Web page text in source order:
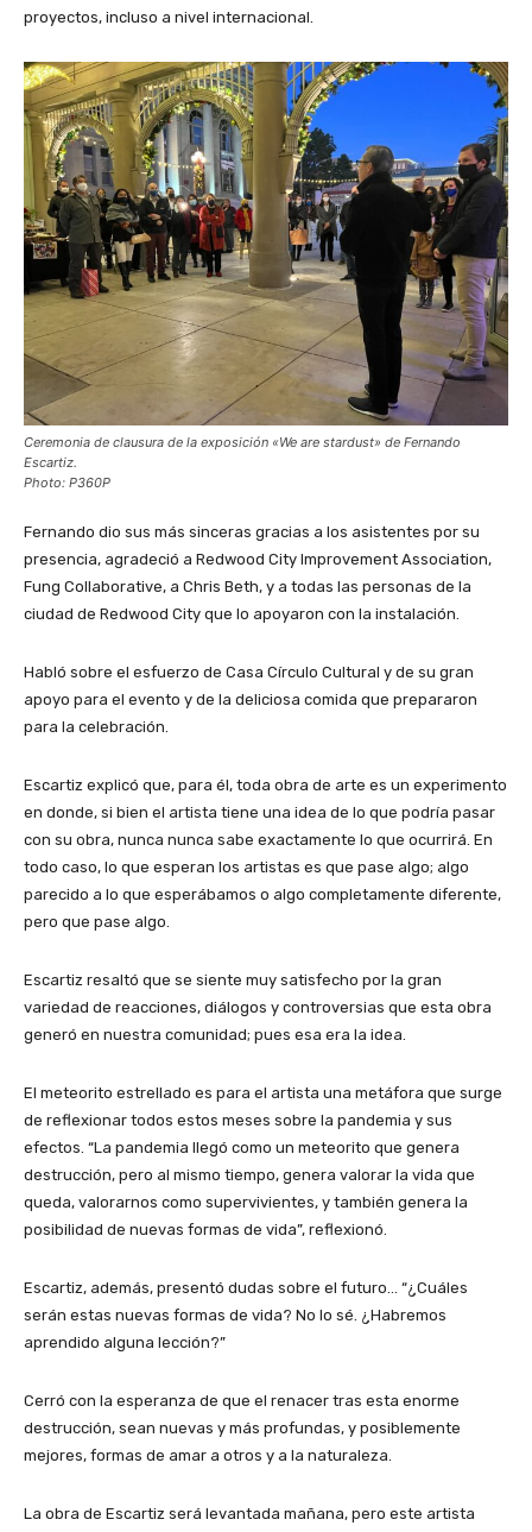
proyectos, incluso a nivel internacional.
Ceremonia de clausura de la exposición «We are stardust» de Fernando
Escartiz.
Photo: P360P
Fernando dio sus más sinceras gracias a los asistentes por su
presencia, agradeció a Redwood City Improvement Association,
Fung Collaborative, a Chris Beth, y a todas las personas de la
ciudad de Redwood City que lo apoyaron con la instalación.
Habló sobre el esfuerzo de Casa Círculo Cultural y de su gran
apoyo para el evento y de la deliciosa comida que prepararon
para la celebración.
Escartiz explicó que, para él, toda obra de arte es un experimento
en donde, si bien el artista tiene una idea de lo que podría pasar
con su obra, nunca nunca sabe exactamente lo que ocurrirá. En
todo caso, lo que esperan los artistas es que pase algo; algo
parecido a lo que esperábamos o algo completamente diferente,
pero que pase algo.
Escartiz resaltó que se siente muy satisfecho por la gran
variedad de reacciones, diálogos y controversias que esta obra
generó en nuestra comunidad; pues esa era la idea.
El meteorito estrellado es para el artista una metáfora que surge
de reflexionar todos estos meses sobre la pandemia y sus
efectos. “La pandemia llegó como un meteorito que genera
destrucción, pero al mismo tiempo, genera valorar la vida que
queda, valorarnos como supervivientes, y también genera la
posibilidad de nuevas formas de vida”, reflexionó.
Escartiz, además, presentó dudas sobre el futuro… “¿Cuáles
serán estas nuevas formas de vida? No lo sé. ¿Habremos
aprendido alguna lección?”
Cerró con la esperanza de que el renacer tras esta enorme
destrucción, sean nuevas y más profundas, y posiblemente
mejores, formas de amar a otros y a la naturaleza.
La obra de Escartiz será levantada mañana, pero este artista